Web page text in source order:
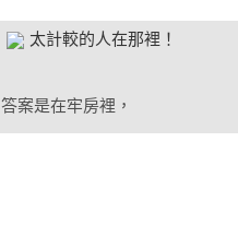
太計較的人在那裡！
答案是在牢房裡，